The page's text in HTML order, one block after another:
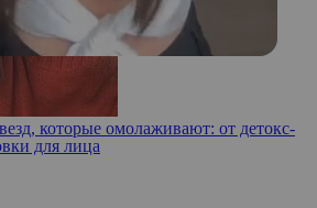
которые омолаживают: от детокс-
для лица